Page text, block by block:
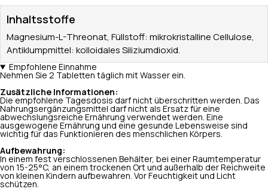
Inhaltsstoffe
Magnesium-L-Threonat, Füllstoff: mikrokristalline Cellulose,
Antiklumpmittel: kolloidales Siliziumdioxid.
Empfohlene Einnahme
Nehmen Sie 2 Tabletten täglich mit Wasser ein.
Zusätzliche Informationen:
Die empfohlene Tagesdosis darf nicht überschritten werden. Das
Nahrungsergänzungsmittel darf nicht als Ersatz für eine
abwechslungsreiche Ernährung verwendet werden. Eine
ausgewogene Ernährung und eine gesunde Lebensweise sind
wichtig für das Funktionieren des menschlichen Körpers.
Aufbewahrung:
In einem fest verschlossenen Behälter, bei einer Raumtemperatur
von 15-25°C, an einem trockenen Ort und außerhalb der Reichweite
von kleinen Kindern aufbewahren. Vor Feuchtigkeit und Licht
schützen.